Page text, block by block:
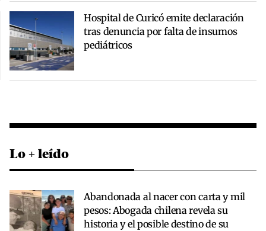
Hospital de Curicó emite declaración
tras denuncia por falta de insumos
pediátricos
Lo + leído
Abandonada al nacer con carta y mil
pesos: Abogada chilena revela su
historia y el posible destino de su